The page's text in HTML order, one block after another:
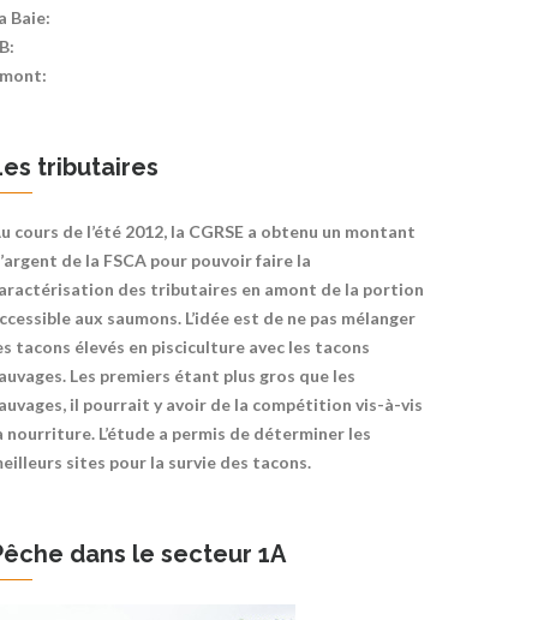
Baie:
tributaires
cours de l’été 2012, la CGRSE a obtenu un montant
de la FSCA pour pouvoir faire la
des tributaires en amont de la portion
aux saumons. L’idée est de ne pas mélanger
tacons élevés en pisciculture avec les tacons
Les premiers étant plus gros que les
il pourrait y avoir de la compétition vis-à-vis
nourriture. L’étude a permis de déterminer les
sites pour la survie des tacons.
dans le secteur 1A